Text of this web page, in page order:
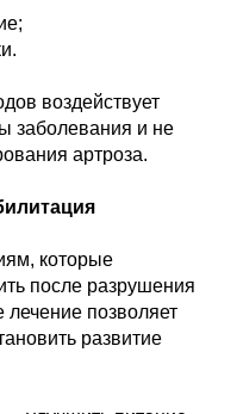
воздействует
заболевания и не
артроза.
которые
после разрушения
позволяет
развитие